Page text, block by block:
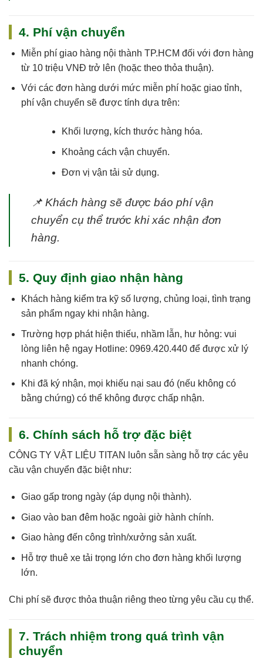
4. Phí vận chuyển
Miễn phí giao hàng nội thành TP.HCM đối với đơn hàng
từ 10 triệu VNĐ trở lên (hoặc theo thỏa thuận).
Với các đơn hàng dưới mức miễn phí hoặc giao tỉnh,
phí vận chuyển sẽ được tính dựa trên:
Khối lượng, kích thước hàng hóa.
Khoảng cách vận chuyển.
Đơn vị vận tải sử dụng.
📌 Khách hàng sẽ được báo phí vận
chuyển cụ thể trước khi xác nhận đơn
hàng.
5. Quy định giao nhận hàng
Khách hàng kiểm tra kỹ số lượng, chủng loại, tình trạng
sản phẩm ngay khi nhận hàng.
Trường hợp phát hiện thiếu, nhầm lẫn, hư hỏng: vui
lòng liên hệ ngay Hotline: 0969.420.440để được xử lý
nhanh chóng.
Khi đã ký nhận, mọi khiếu nại sau đó (nếu không có
bằng chứng) có thể không được chấp nhận.
6. Chính sách hỗ trợ đặc biệt
CÔNG TY VẬT LIỆU TITAN
luôn sẵn sàng hỗ trợ các yêu
cầu vận chuyển đặc biệt như:
Giao gấp trong ngày (áp dụng nội thành).
Giao vào ban đêm hoặc ngoài giờ hành chính.
Giao hàng đến công trình/xưởng sản xuất.
Hỗ trợ thuê xe tải trọng lớn cho đơn hàng khối lượng
lớn.
Chi phí sẽ được thỏa thuận riêng theo từng yêu cầu cụ thể.
7. Trách nhiệm trong quá trình vận
chuyển